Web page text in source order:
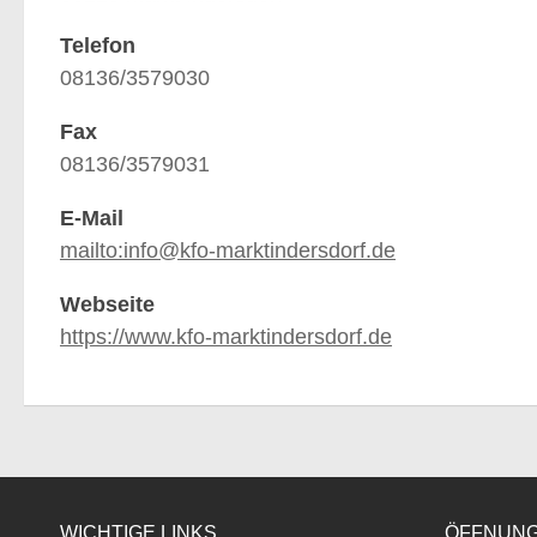
Telefon
08136/3579030
Fax
08136/3579031
E-Mail
mailto:info@kfo-marktindersdorf.de
Webseite
https://www.kfo-marktindersdorf.de
WICHTIGE LINKS